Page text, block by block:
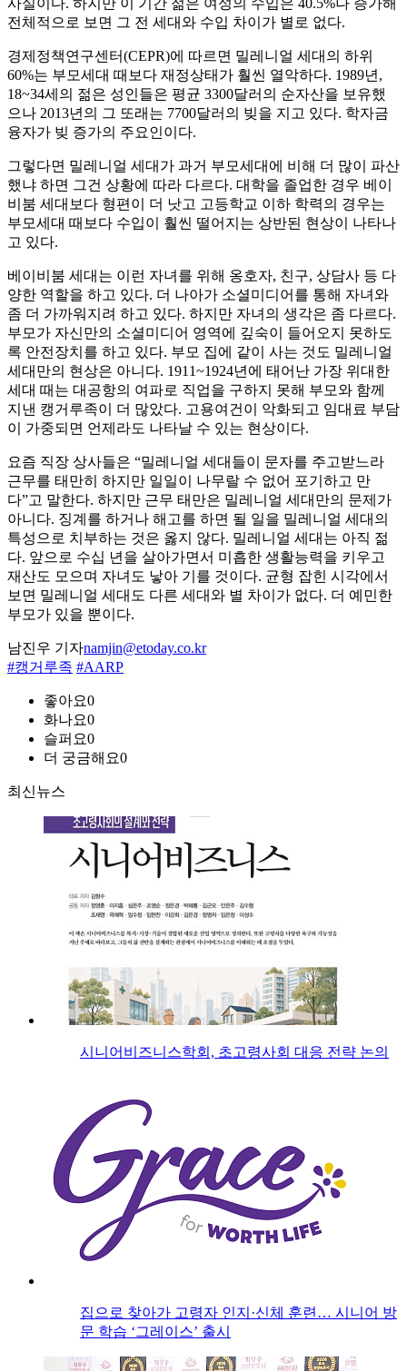
사실이다. 하지만 이 기간 젊은 여성의 수입은 40.5%나 증가해
전체적으로 보면 그 전 세대와 수입 차이가 별로 없다.
경제정책연구센터(CEPR)에 따르면 밀레니얼 세대의 하위
60%는 부모세대 때보다 재정상태가 훨씬 열악하다. 1989년,
18~34세의 젊은 성인들은 평균 3300달러의 순자산을 보유했
으나 2013년의 그 또래는 7700달러의 빚을 지고 있다. 학자금
융자가 빚 증가의 주요인이다.
그렇다면 밀레니얼 세대가 과거 부모세대에 비해 더 많이 파산
했냐 하면 그건 상황에 따라 다르다. 대학을 졸업한 경우 베이
비붐 세대보다 형편이 더 낫고 고등학교 이하 학력의 경우는
부모세대 때보다 수입이 훨씬 떨어지는 상반된 현상이 나타나
고 있다.
베이비붐 세대는 이런 자녀를 위해 옹호자, 친구, 상담사 등 다
양한 역할을 하고 있다. 더 나아가 소셜미디어를 통해 자녀와
좀 더 가까워지려 하고 있다. 하지만 자녀의 생각은 좀 다르다.
부모가 자신만의 소셜미디어 영역에 깊숙이 들어오지 못하도
록 안전장치를 하고 있다. 부모 집에 같이 사는 것도 밀레니얼
세대만의 현상은 아니다. 1911~1924년에 태어난 가장 위대한
세대 때는 대공항의 여파로 직업을 구하지 못해 부모와 함께
지낸 캥거루족이 더 많았다. 고용여건이 악화되고 임대료 부담
이 가중되면 언제라도 나타날 수 있는 현상이다.
요즘 직장 상사들은 “밀레니얼 세대들이 문자를 주고받느라
근무를 태만히 하지만 일일이 나무랄 수 없어 포기하고 만
다”고 말한다. 하지만 근무 태만은 밀레니얼 세대만의 문제가
아니다. 징계를 하거나 해고를 하면 될 일을 밀레니얼 세대의
특성으로 치부하는 것은 옳지 않다. 밀레니얼 세대는 아직 젊
다. 앞으로 수십 년을 살아가면서 미흡한 생활능력을 키우고
재산도 모으며 자녀도 낳아 기를 것이다. 균형 잡힌 시각에서
보면 밀레니얼 세대도 다른 세대와 별 차이가 없다. 더 예민한
부모가 있을 뿐이다.
남진우 기자namjin@etoday.co.kr
#캥거루족 #AARP
좋아요0
화나요0
슬퍼요0
더 궁금해요0
최신뉴스
시니어비즈니스학회, 초고령사회 대응 전략 논의
집으로 찾아가 고령자 인지·신체 훈련… 시니어 방
문 학습 ‘그레이스’ 출시